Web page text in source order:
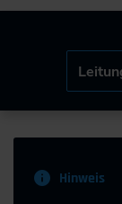
Hinweis